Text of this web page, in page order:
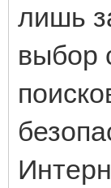
лишь
выбор